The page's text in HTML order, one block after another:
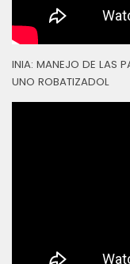
INIA: MANEJO DE LAS
UNO ROBATIZADOL